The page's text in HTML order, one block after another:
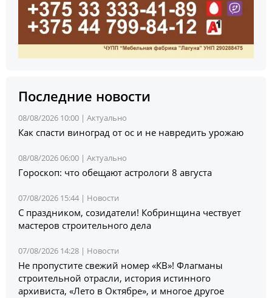
Последние новости
08/08/2026 10:00 | Актуально
Как спасти виноград от ос и не навредить урожаю
08/08/2026 06:00 | Актуально
Гороскоп: что обещают астрологи 8 августа
07/08/2026 15:44 | Новости
С праздником, созидатели! Кобринщина чествует
мастеров строительного дела
07/08/2026 14:28 | Новости
Не пропустите свежий номер «КВ»! Флагманы
строительной отрасли, история истинного
архивиста, «Лето в Октябре», и многое другое